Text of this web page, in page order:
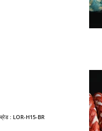
ब्रेड : LOR-H15-BR